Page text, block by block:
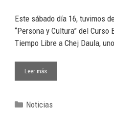
Este sábado día 16, tuvimos
“Persona y Cultura” del
Tiempo Libre a Chej Daula,
Leer más
Noticias